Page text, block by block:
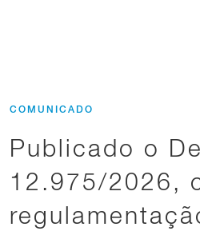
COMUNICADO
Publicado o
12.975/2026,